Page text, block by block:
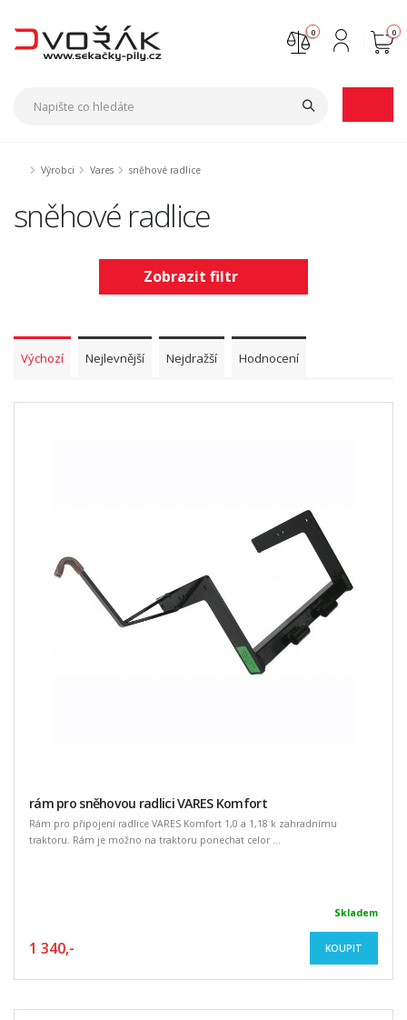
0
0
Výrobci Vares sněhové radlice
sněhové radlice
Zobrazit filtr
Výchozí Nejlevnější Nejdražší Hodnocení
rám pro sněhovou radlici VARES Komfort
Rám pro připojení radlice VARES Komfort 1,0 a 1,18 k zahradnímu
traktoru. Rám je možno na traktoru ponechat celor ...
Skladem
1 340,- KOUPIT